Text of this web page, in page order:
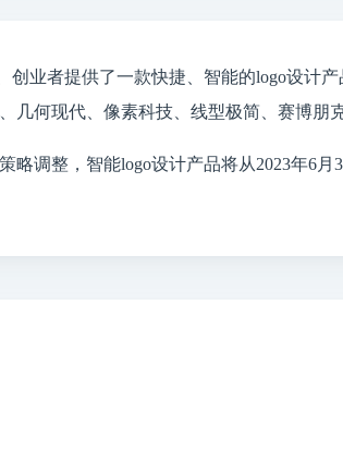
创业者提供了一款快捷、智能的logo设计
几何现代、像素科技、线型极简、赛博朋
略调整，智能logo设计产品将从2023年6